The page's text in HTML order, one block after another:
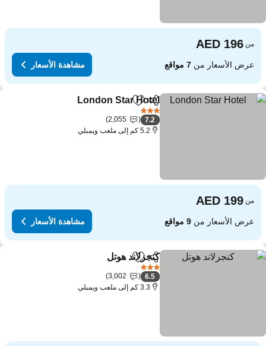
من
عرض الأسعار من7 مواقع مشاهدة الأسعار
مشاركةAdd to favorites
London Star Hotel
7.2
2,055
5.2 كم إلى ملعب ويمبلي
من
عرض الأسعار من9 مواقع مشاهدة الأسعار
مشاركةAdd to favorites
كنجزلاند هوتل
6.5
3,002
3.3 كم إلى ملعب ويمبلي